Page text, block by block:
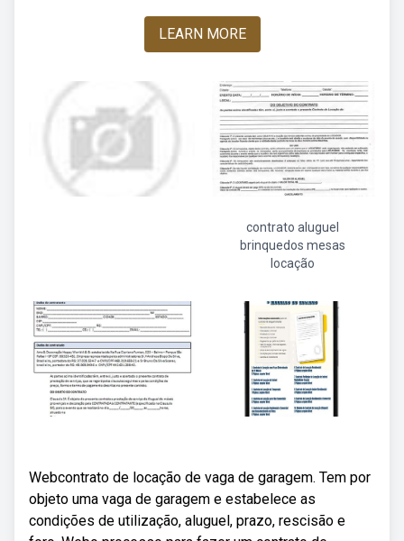
LEARN MORE
contrato aluguel
brinquedos mesas
locação
Webcontrato de locação de vaga de garagem. Tem por
objeto uma vaga de garagem e estabelece as
condições de utilização, aluguel, prazo, rescisão e